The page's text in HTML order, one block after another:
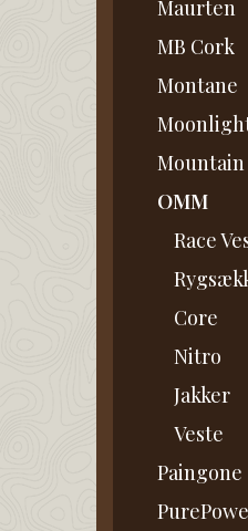
Maurten
MB Cork
Montane
OMM
Race
Core
Nitro
Jakker
Veste
Paingone